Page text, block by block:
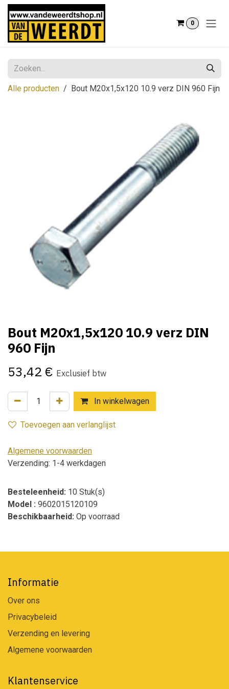
Overslaan naar inhoud
0
Alle producten Bout M20x1,5x120 10.9 verz DIN 960 Fijn
Bout M20x1,5x120 10.9 verz DIN
960 Fijn
53,42 € Exclusief btw
In winkelwagen
Toevoegen aan verlanglijst
Algemene voorwaarden
Verzending: 1-4 werkdagen
Besteleenheid: 10 Stuk(s)
Model : 9602015120109
Beschikbaarheid: Op voorraad
Informatie
Over ons
Privacybeleid
Verzending en levering
Algemene voorwaarden
Klantenservice